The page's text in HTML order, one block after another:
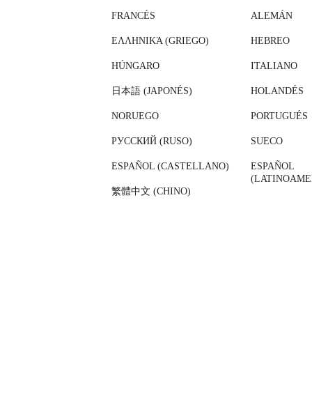
FRANCÉS ALEMÁN
ΕΛΛΗΝΙΚΆ (GRIEGO) HEBREO
HÚNGARO ITALIANO
日本語 (JAPONÉS) HOLANDÉS
NORUEGO PORTUGUÉS
РУССКИЙ (RUSO) SUECO
ESPAÑOL (CASTELLANO)
ESPAÑOL
繁體中文 (CHINO)